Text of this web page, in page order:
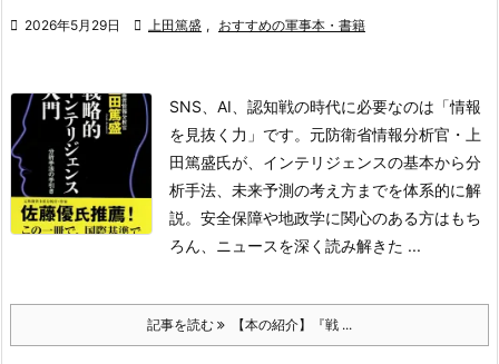
 2026年5月29日  上田篤盛 , おすすめの軍事本・書籍
SNS、AI、認知戦の時代に必要なのは「情報
を見抜く力」です。元防衛省情報分析官・上
田篤盛氏が、インテリジェンスの基本から分
析手法、未来予測の考え方までを体系的に解
説。安全保障や地政学に関心のある方はもち
ろん、ニュースを深く読み解きた ...
記事を読む 【本の紹介】『戦 ...